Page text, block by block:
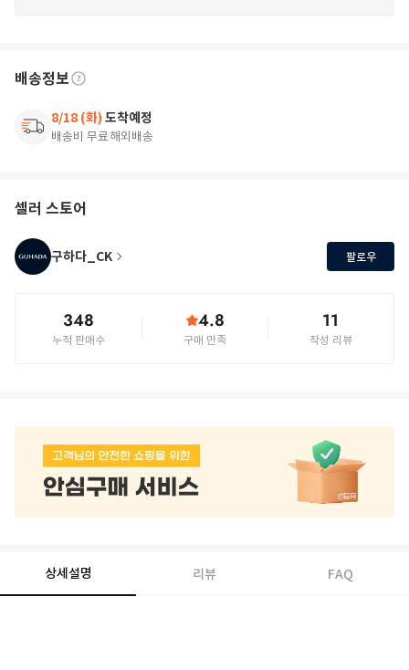
배송정보
8/18 (화) 도착예정
배송비 무료해외배송
셀러 스토어
구하다_CK 팔로우
348
누적 판매수
4.8
구매 만족
11
작성 리뷰
상세설명 리뷰 FAQ